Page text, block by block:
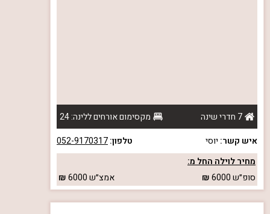
7 חדרי שינה
מקסימום אורחים ללינה: 24
איש קשר: יוסי טלפון:052-9170317
מחיר לוילה החל מ:
סופ״ש6000 אמצ״ש6000